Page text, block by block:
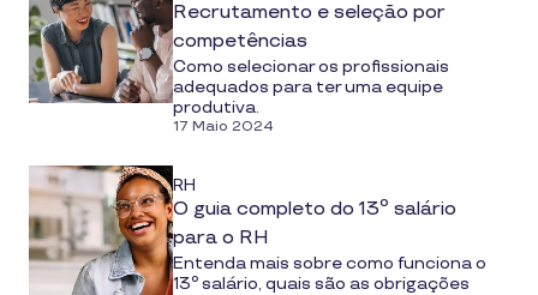
Recrutamento e seleção por
competências
Como selecionar os profissionais
adequados para ter uma equipe
produtiva.
17 Maio 2024
RH
O guia completo do 13º salário
para o RH
Entenda mais sobre como funciona o
13º salário, quais são as obrigações